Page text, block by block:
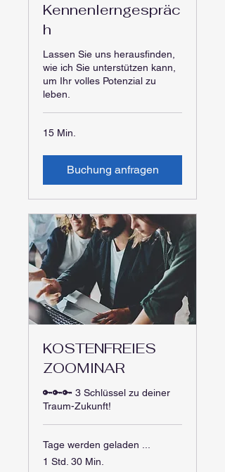
Kennenlerngespräc
h
Lassen Sie uns herausfinden,
wie ich Sie unterstützen kann,
um Ihr volles Potenzial zu
leben.
15 Min.
Buchung anfragen
KOSTENFREIES
ZOOMINAR
🔑🔑🔑 3 Schlüssel zu deiner
Traum-Zukunft!
Tage werden geladen ...
1 Std. 30 Min.